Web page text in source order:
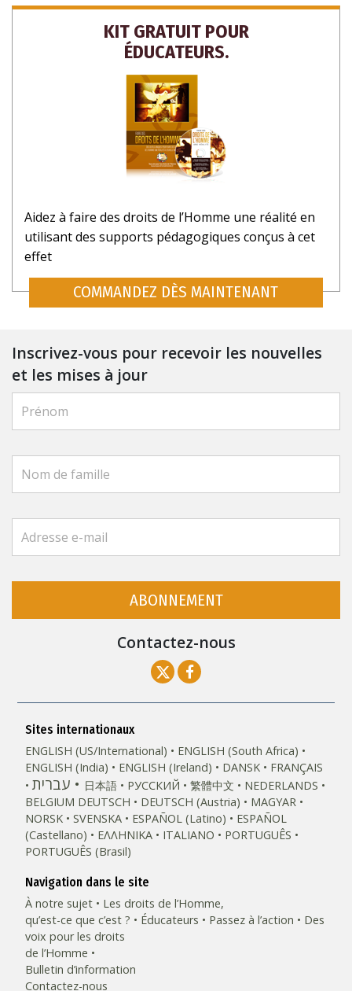
KIT GRATUIT POUR
ÉDUCATEURS.
Aidez à faire des droits de l’Homme une réalité en
utilisant des supports pédagogiques conçus à cet
effet
COMMANDEZ DÈS MAINTENANT
Inscrivez-vous pour recevoir les nouvelles
et les mises à jour
ABONNEMENT
Contactez-nous
Sites internationaux
ENGLISH (US/International)
ENGLISH (South Africa)
ENGLISH (India)
ENGLISH (Ireland) DANSK FRANÇAIS
עברית 日本語 РУССКИЙ 繁體中文
NEDERLANDS
BELGIUM DEUTSCH DEUTSCH (Austria)
MAGYAR
NORSK
SVENSKA ESPAÑOL (Latino)
ESPAÑOL
(Castellano)
ΕΛΛΗΝΙΚA ITALIANO
PORTUGUÊS
PORTUGUÊS (Brasil)‎
Navigation dans le site
À notre sujet
Les droits de l’Homme,
qu’est-ce que c’est ?
Éducateurs Passez à l’action
Des
voix pour les droits
de l’Homme
Bulletin d’information
Contactez-nous